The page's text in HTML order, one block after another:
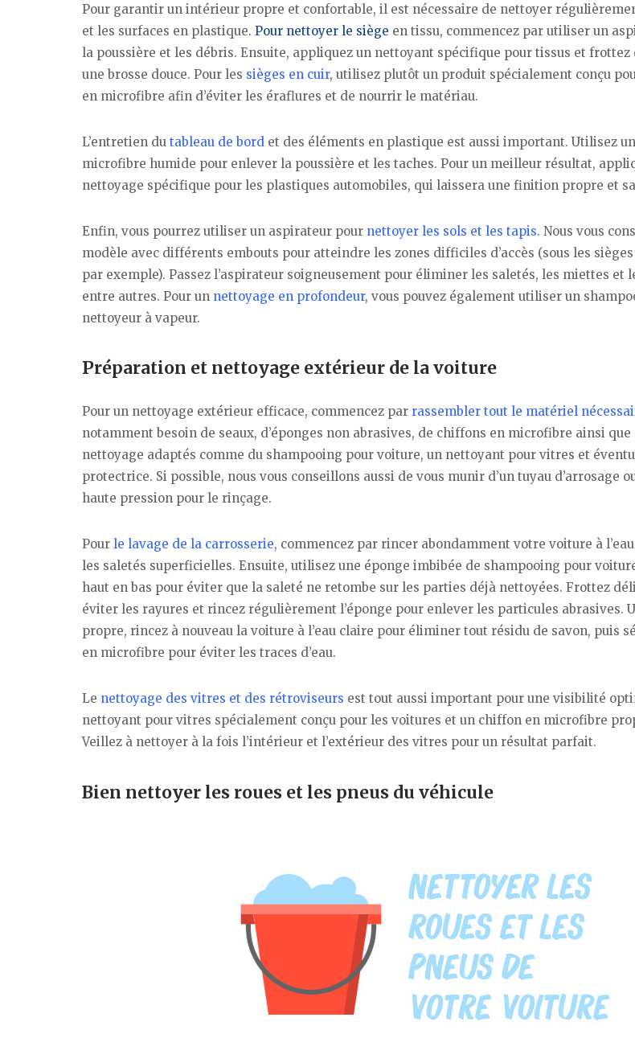
Pour garantir un intérieur propre et confortable, il est nécessaire de nettoyer
et les surfaces en plastique. Pour nettoyer le siège en tissu, commencez par utiliser un
la poussière et les débris. Ensuite, appliquez un nettoyant spécifique pour tissus et
une brosse douce. Pour les sièges en cuir, utilisez plutôt un produit spécialement conçu
en microfibre afin d’éviter les éraflures et de nourrir le matériau.
L’entretien du tableau de bord et des éléments en plastique est aussi important. Utilisez
microfibre humide pour enlever la poussière et les taches. Pour un meilleur résultat,
nettoyage spécifique pour les plastiques automobiles, qui laissera une finition propre et
Enfin, vous pourrez utiliser un aspirateur pour nettoyer les sols et les tapis. Nous vous
modèle avec différents embouts pour atteindre les zones difficiles d’accès (sous les
par exemple). Passez l’aspirateur soigneusement pour éliminer les saletés, les miettes et
entre autres. Pour un nettoyage en profondeur, vous pouvez également utiliser un
nettoyeur à vapeur.
Préparation et nettoyage extérieur de la voiture
Pour un nettoyage extérieur efficace, commencez par rassembler tout le matériel
notamment besoin de seaux, d’éponges non abrasives, de chiffons en microfibre ainsi
nettoyage adaptés comme du shampooing pour voiture, un nettoyant pour vitres et
protectrice. Si possible, nous vous conseillons aussi de vous munir d’un tuyau d’arrosage
haute pression pour le rinçage.
Pour le lavage de la carrosserie, commencez par rincer abondamment votre voiture à
les saletés superficielles. Ensuite, utilisez une éponge imbibée de shampooing pour
haut en bas pour éviter que la saleté ne retombe sur les parties déjà nettoyées. Frottez
éviter les rayures et rincez régulièrement l’éponge pour enlever les particules abrasives.
propre, rincez à nouveau la voiture à l’eau claire pour éliminer tout résidu de savon, puis
en microfibre pour éviter les traces d’eau.
Le nettoyage des vitres et des rétroviseurs est tout aussi important pour une visibilité
nettoyant pour vitres spécialement conçu pour les voitures et un chiffon en microfibre
Veillez à nettoyer à la fois l’intérieur et l’extérieur des vitres pour un résultat parfait.
Bien nettoyer les roues et les pneus du véhicule